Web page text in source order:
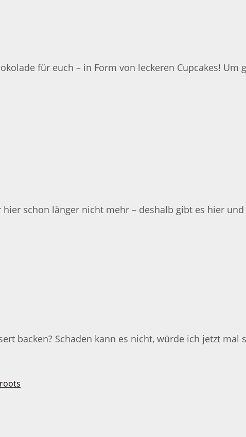
für euch – in Form von leckeren Cupcakes! Um
schon länger nicht mehr – deshalb gibt es hier
backen? Schaden kann es nicht, würde ich jetzt mal